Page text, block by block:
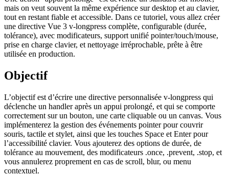
mais on veut souvent la même expérience sur desktop et au clavier,
tout en restant fiable et accessible. Dans ce tutoriel, vous allez créer
une directive Vue 3 v-longpress complète, configurable (durée,
tolérance), avec modificateurs, support unifié pointer/touch/mouse,
prise en charge clavier, et nettoyage irréprochable, prête à être
utilisée en production.
Objectif
L’objectif est d’écrire une directive personnalisée v-longpress qui
déclenche un handler après un appui prolongé, et qui se comporte
correctement sur un bouton, une carte cliquable ou un canvas. Vous
implémenterez la gestion des événements pointer pour couvrir
souris, tactile et stylet, ainsi que les touches Space et Enter pour
l’accessibilité clavier. Vous ajouterez des options de durée, de
tolérance au mouvement, des modificateurs .once, .prevent, .stop, et
vous annulerez proprement en cas de scroll, blur, ou menu
contextuel.